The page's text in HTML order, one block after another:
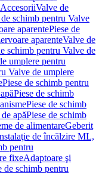
AccesoriiValve de
de schimb pentru Valve
aparentePiese de
aparenteValve de
schimb pentru Valve de
umplere pentru
Valve de umplere
Piese de schimb pentru
Piese de schimb
Piese de schimb
apăPiese de schimb
de alimentareGeberit
de încălzire ML,
pentru
fixeAdaptoare şi
de schimb pentru